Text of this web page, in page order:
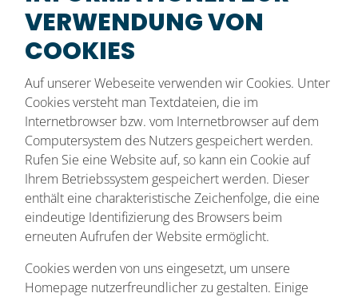
VERWENDUNG VON
COOKIES
Auf unserer Webeseite verwenden wir Cookies. Unter
Cookies versteht man Textdateien, die im
Internetbrowser bzw. vom Internetbrowser auf dem
Computersystem des Nutzers gespeichert werden.
Rufen Sie eine Website auf, so kann ein Cookie auf
Ihrem Betriebssystem gespeichert werden. Dieser
enthält eine charakteristische Zeichenfolge, die eine
eindeutige Identifizierung des Browsers beim
erneuten Aufrufen der Website ermöglicht.
Cookies werden von uns eingesetzt, um unsere
Homepage nutzerfreundlicher zu gestalten. Einige